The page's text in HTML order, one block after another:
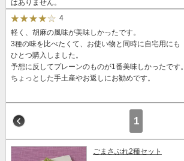
はありません。
4
軽く、胡麻の風味が美味しかったです。
3種の味を比べたくて、お使い物と同時に自宅用にも
ひとつ購入しました。
予想に反してプレーンのものが1番美味しかったです。
ちょっとした手土産やお返しにお勧めです。
1
ごまさぶれ2種セット